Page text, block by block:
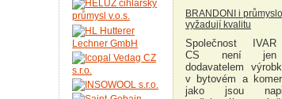
BRANDONI i
vyžadují kvalitu
Společnost IVAR
CS není jen
dodavatelem
v bytovém a
jako jsou